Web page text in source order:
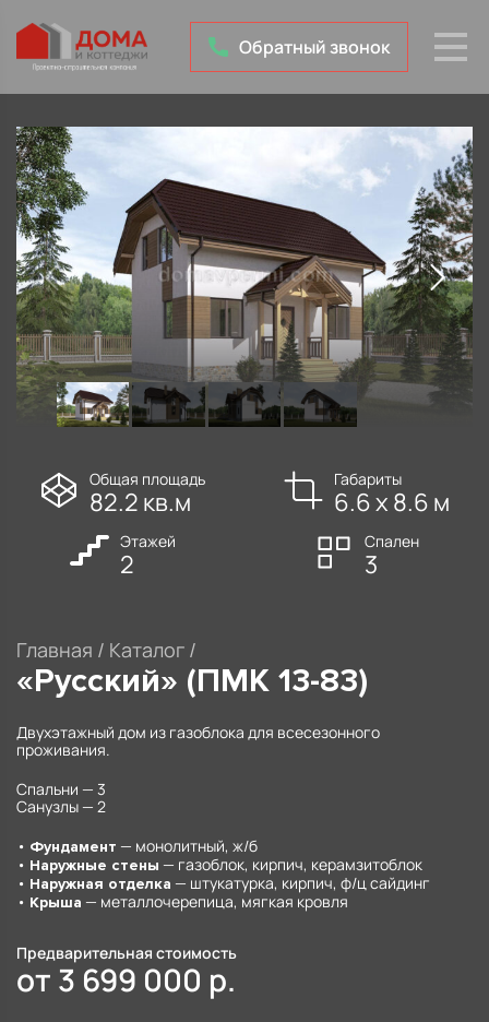
Обратный звонок
Общая площадь
82.2 кв.м
Габариты
6.6 х 8.6 м
Этажей
2
Спален
3
Главная / Каталог /
«Русский» (ПМК 13-83)
Двухэтажный дом из газоблока для всесезонного
проживания.
Спальни — 3
Санузлы — 2
• Фундамент — монолитный, ж/б
• Наружные стены — газоблок, кирпич, керамзитоблок
• Наружная отделка — штукатурка, кирпич, ф/ц сайдинг
• Крыша — металлочерепица, мягкая кровля
Предварительная стоимость
от 3 699 000 р.